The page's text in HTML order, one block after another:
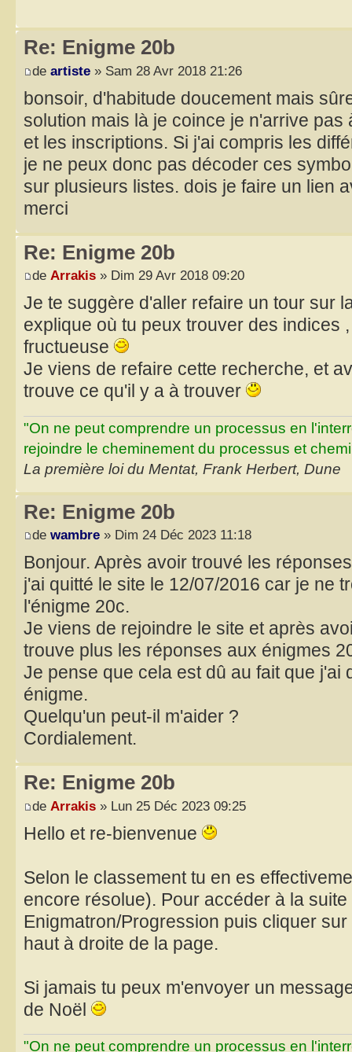
Re: Enigme 20b
de artiste » Sam 28 Avr 2018 21:26
bonsoir, d'habitude doucement mais
solution mais là je coince je n'arrive pas
et les inscriptions. Si j'ai compris les
je ne peux donc pas décoder ces
sur plusieurs listes. dois je faire un lien
merci
Re: Enigme 20b
de Arrakis » Dim 29 Avr 2018 09:20
Je te suggère d'aller refaire un tour sur
explique où tu peux trouver des indices
fructueuse
Je viens de refaire cette recherche, et
trouve ce qu'il y a à trouver
"On ne peut comprendre un processus en
rejoindre le cheminement du processus et
La première loi du Mentat, Frank Herbert, Dune
Re: Enigme 20b
de wambre » Dim 24 Déc 2023 11:18
Bonjour. Après avoir trouvé les
j'ai quitté le site le 12/07/2016 car je ne
l'énigme 20c.
Je viens de rejoindre le site et après
trouve plus les réponses aux énigmes
Je pense que cela est dû au fait que j'ai
énigme.
Quelqu'un peut-il m'aider ?
Cordialement.
Re: Enigme 20b
de Arrakis » Lun 25 Déc 2023 09:25
Hello et re-bienvenue
Selon le classement tu en es
encore résolue). Pour accéder à la
Enigmatron/Progression puis cliquer
haut à droite de la page.
Si jamais tu peux m'envoyer un
de Noël
"On ne peut comprendre un processus en